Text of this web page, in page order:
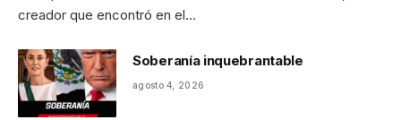
creador que encontró en el…
Soberanía inquebrantable
agosto 4, 2026